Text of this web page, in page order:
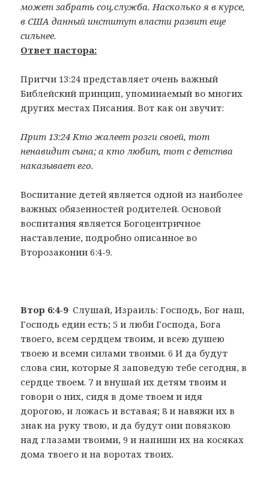
может забрать соц.служба. Насколько я в курсе,
в США данный институт власти развит еще
сильнее.
Ответ пастора:
Притчи 13:24 представляет очень важный
Библейский принцип, упоминаемый во многих
других местах Писания. Вот как он звучит:
Прит 13:24 Кто жалеет розги своей, тот
ненавидит сына; а кто любит, тот с детства
наказывает его.
Воспитание детей является одной из наиболее
важных обязенностей родителей. Основой
воспитания является Богоцентричное
наставление, подробно описанное во
Второзаконии 6:4-9.
Втор 6:4-9Слушай, Израиль: Господь, Бог наш,
Господь един есть; 5 и люби Господа, Бога
твоего, всем сердцем твоим, и всею душею
твоею и всеми силами твоими. 6 И да будут
слова сии, которые Я заповедую тебе сегодня, в
сердце твоем. 7 и внушай их детям твоим и
говори о них, сидя в доме твоем и идя
дорогою, и ложась и вставая; 8 и навяжи их в
знак на руку твою, и да будут они повязкою
над глазами твоими, 9 и напиши их на косяках
дома твоего и на воротах твоих.